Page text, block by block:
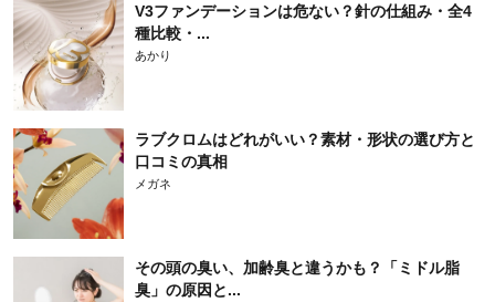
V3ファンデーションは危ない？針の仕組み・全4
種比較・...
あかり
ラブクロムはどれがいい？素材・形状の選び方と
口コミの真相
メガネ
その頭の臭い、加齢臭と違うかも？「ミドル脂
臭」の原因と...